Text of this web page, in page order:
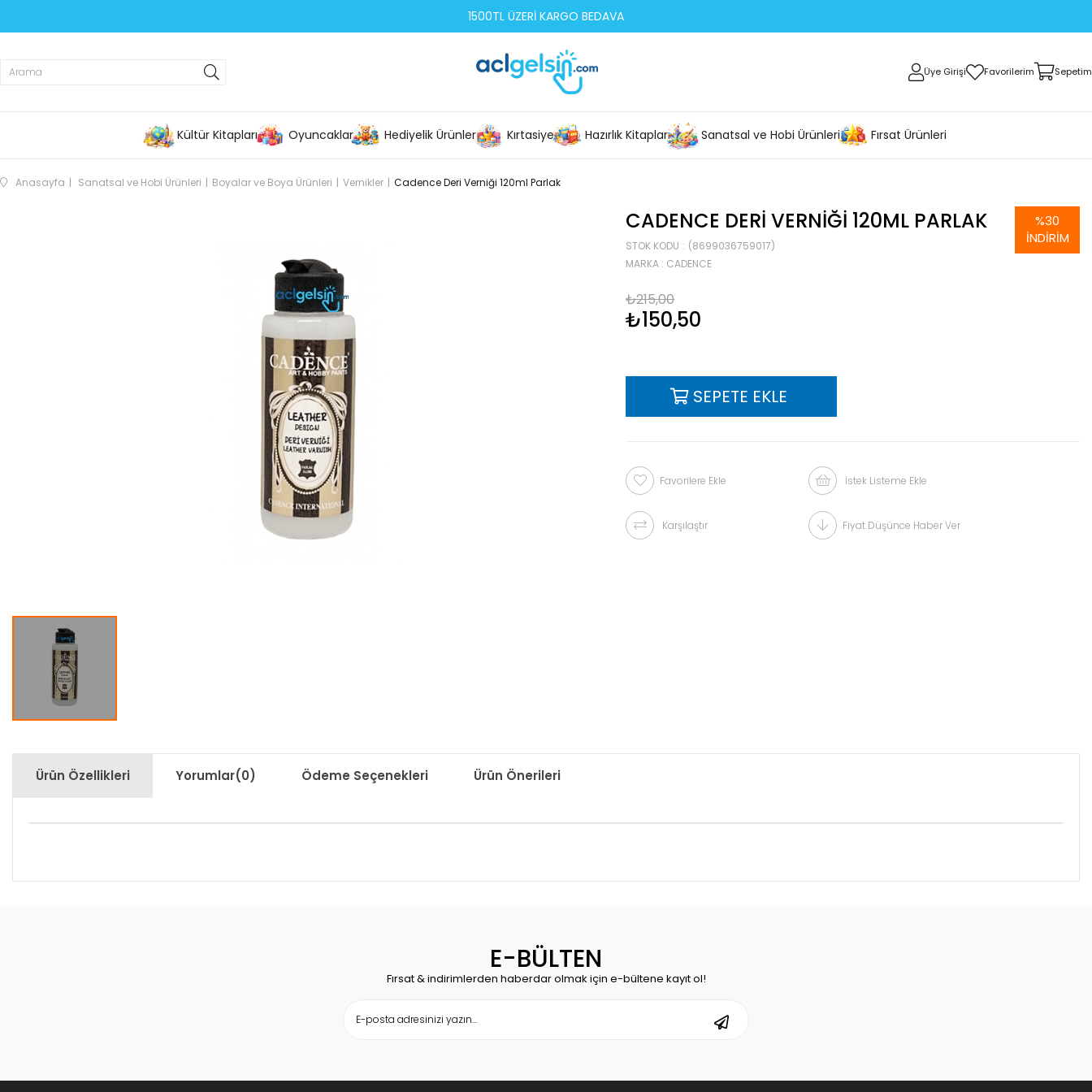
1500TL ÜZERİ KARGO BEDAVA
Üye Girişi Favorilerim Sepetim
Kültür Kitapları Oyuncaklar Hediyelik Ürünler Kırtasiye Hazırlık Kitapları Sanatsal ve Hobi Ürünleri Fırsat Ürünleri
Anasayfa Sanatsal ve Hobi Ürünleri Boyalar ve Boya Ürünleri Vernikler Cadence Deri Verniği 120ml Parlak
CADENCE DERI VERNIĞI 120ML PARLAK
STOK KODU
(8699036759017)
MARKA : CADENCE
₺215,00
₺150,50
%30
İNDIRIM
Favorilere Ekle İstek Listeme Ekle
Karşılaştır Fiyat Düşünce Haber Ver
Ürün Özellikleri Yorumlar(0) Ödeme Seçenekleri Ürün Önerileri
E-BÜLTEN
Fırsat & indirimlerden haberdar olmak için e-bültene kayıt ol!